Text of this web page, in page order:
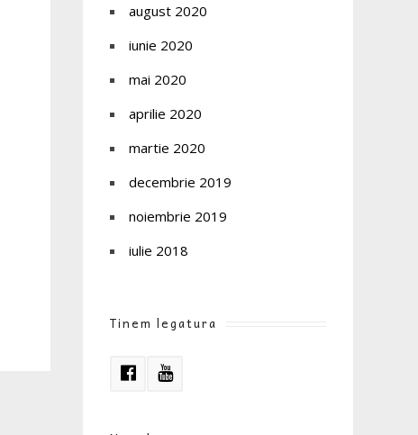
august 2020
iunie 2020
mai 2020
aprilie 2020
martie 2020
decembrie 2019
noiembrie 2019
iulie 2018
Tinem legatura